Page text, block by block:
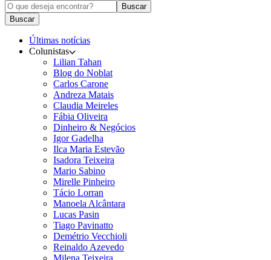
Buscar
Buscar
Últimas notícias
Colunistas
Lilian Tahan
Blog do Noblat
Carlos Carone
Andreza Matais
Claudia Meireles
Fábia Oliveira
Dinheiro & Negócios
Igor Gadelha
Ilca Maria Estevão
Isadora Teixeira
Mario Sabino
Mirelle Pinheiro
Tácio Lorran
Manoela Alcântara
Lucas Pasin
Tiago Pavinatto
Demétrio Vecchioli
Reinaldo Azevedo
Milena Teixeira